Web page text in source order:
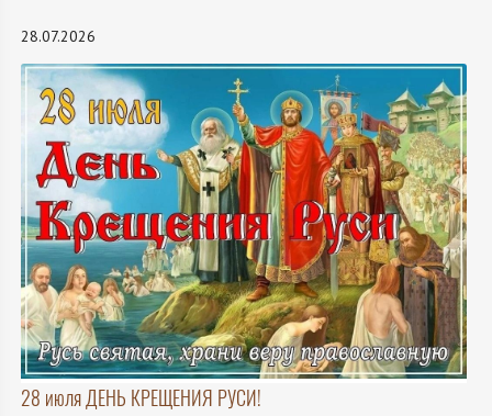
28.07.2026
28 июля ДЕНЬ КРЕЩЕНИЯ РУСИ!